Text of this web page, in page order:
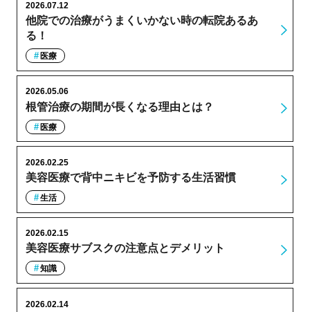
他院での治療がうまくいかない時の転院あるあ
る！
2026.07.12
医療
根管治療の期間が長くなる理由とは？
2026.05.06
医療
美容医療で背中ニキビを予防する生活習慣
2026.02.25
生活
美容医療サブスクの注意点とデメリット
2026.02.15
知識
2026.02.14